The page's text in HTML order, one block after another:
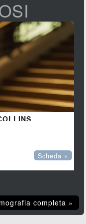
Scheda »
completa »